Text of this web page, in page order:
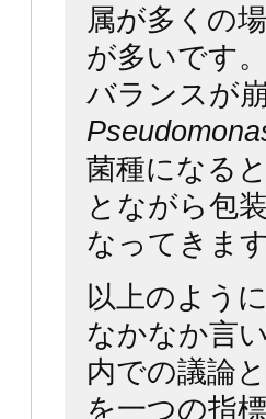
属が多くの
が多いです
バランスが
菌種になる
とながら包
なってきま
以上のよう
なかなか言
内での議論
を一つの指